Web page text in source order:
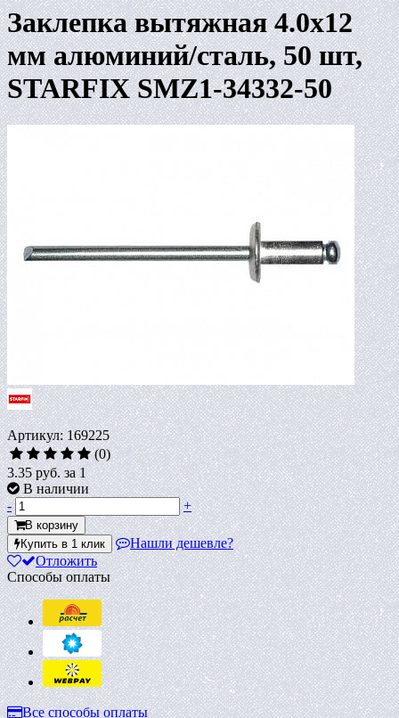
Заклепка вытяжная 4.0х12
мм алюминий/сталь, 50 шт,
STARFIX SMZ1-34332-50
Артикул: 169225
(0)
3.35 руб.за 1
В наличии
-
+
В корзину
Купить в 1 клик
Нашли дешевле?
Отложить
Способы оплаты
Все способы оплаты